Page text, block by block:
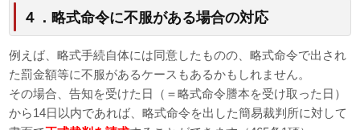
４．略式命令に不服がある場合の対応
例えば、略式手続自体には同意したものの、略式命令で出され
た罰金額等に不服があるケースもあるかもしれません。
その場合、告知を受けた日（＝略式命令謄本を受け取った日）
から14日以内であれば、略式命令を出した簡易裁判所に対して